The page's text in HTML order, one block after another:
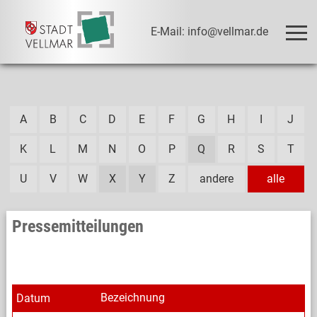
E-Mail: info@vellmar.de
alle
A B C D E F G H I J
K L M N O P Q R S T
U V W X Y Z andere
Pressemitteilungen
Datum
Bezeichnung